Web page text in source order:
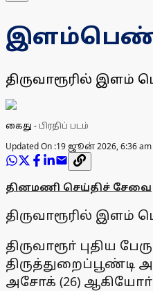
திருவாரூரில்
கைது - பிரதிப் படம்
Updated On :19 ஜூன் 2026, 6:36 am
தினமணி செய்திச் சேவை
திருவாரூரில்
திருவாரூா் புதிய
திருத்துறைப்பூண்டி
அசோக் (26)